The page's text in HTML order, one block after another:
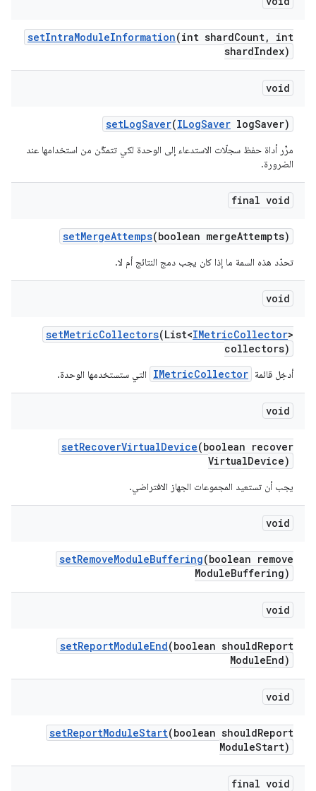
setIntraModuleInformation(int shardCount,
int
shardIndex)
void
setLogSaver(ILogSaver logSaver)
مرِّر أداة حفظ سجلّات الاستدعاء إلى الوحدة لكي تتمكّن من استخدامها عند
الضرورة.
final void
setMergeAttemps(boolean mergeAttempts)
تحدّد هذه السمة ما إذا كان يجب دمج النتائج أم لا.
void
setMetricCollectors(List<IMetricCollector>
collectors)
أدخِل قائمة IMetricCollector التي ستستخدمها الوحدة.
void
setRecoverVirtualDevice(boolean recover
VirtualDevice)
يجب أن تستعيد المجموعات الجهاز الافتراضي.
void
setRemoveModuleBuffering(boolean remove
ModuleBuffering)
void
setReportModuleEnd(boolean shouldReport
ModuleEnd)
void
setReportModuleStart(boolean shouldReport
ModuleStart)
final void